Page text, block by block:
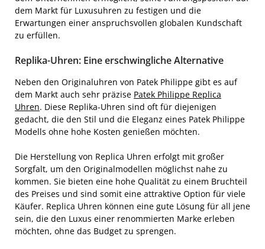
dem Markt für Luxusuhren zu festigen und die
Erwartungen einer anspruchsvollen globalen Kundschaft
zu erfüllen.
Replika-Uhren: Eine erschwingliche Alternative
Neben den Originaluhren von Patek Philippe gibt es auf
dem Markt auch sehr präzise Patek Philippe Replica
Uhren. Diese Replika-Uhren sind oft für diejenigen
gedacht, die den Stil und die Eleganz eines Patek Philippe
Modells ohne hohe Kosten genießen möchten.
Die Herstellung von Replica Uhren erfolgt mit großer
Sorgfalt, um den Originalmodellen möglichst nahe zu
kommen. Sie bieten eine hohe Qualität zu einem Bruchteil
des Preises und sind somit eine attraktive Option für viele
Käufer. Replica Uhren können eine gute Lösung für all jene
sein, die den Luxus einer renommierten Marke erleben
möchten, ohne das Budget zu sprengen.